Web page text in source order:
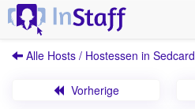
Alle Hosts / Hostessen in Sedcard
Vorherige